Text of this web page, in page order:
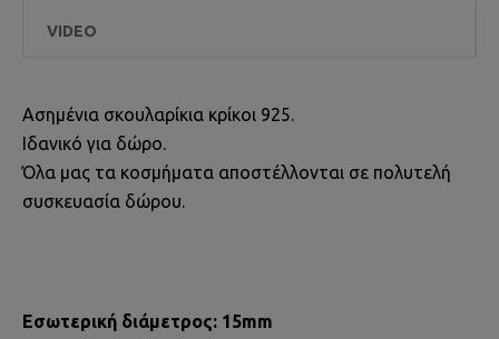
VIDEO
Ασημένια σκουλαρίκια κρίκοι 925.
Ιδανικό για δώρο.
Όλα μας τα κοσμήματα αποστέλλονται σε πολυτελή
συσκευασία δώρου.
Εσωτερική διάμετρος: 15mm